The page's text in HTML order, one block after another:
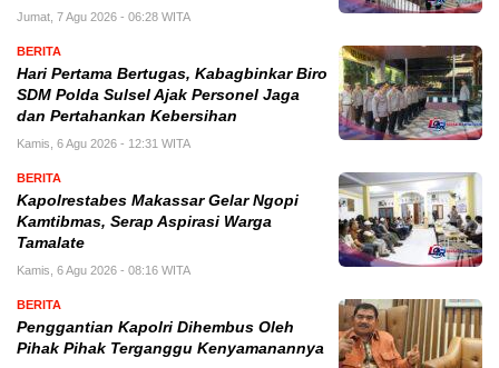
Jumat, 7 Agu 2026 - 06:28 WITA
BERITA
Hari Pertama Bertugas, Kabagbinkar Biro
SDM Polda Sulsel Ajak Personel Jaga
dan Pertahankan Kebersihan
Kamis, 6 Agu 2026 - 12:31 WITA
BERITA
Kapolrestabes Makassar Gelar Ngopi
Kamtibmas, Serap Aspirasi Warga
Tamalate
Kamis, 6 Agu 2026 - 08:16 WITA
BERITA
Penggantian Kapolri Dihembus Oleh
Pihak Pihak Terganggu Kenyamanannya